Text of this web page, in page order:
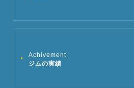
Achivement
ジムの実績